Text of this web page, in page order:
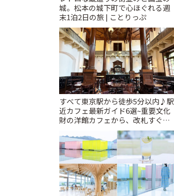
城。松本の城下町で心ほぐれる週
末1泊2日の旅 | ことりっぷ
すべて東京駅から徒歩5分以内♪駅
近カフェ最新ガイド6選~重要文化
財の洋館カフェから、改札すぐの
レトロ喫茶まで~ | ことりっぷ